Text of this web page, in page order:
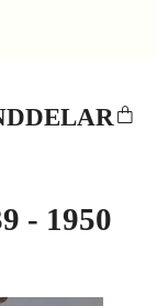
- 1950